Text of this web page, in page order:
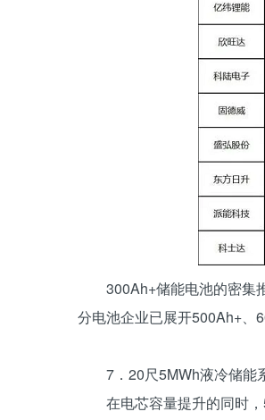
300Ah+储能电池的密集
分电池企业已展开500Ah+、
7．20尺5MWh液冷储能
在电芯容量提升的同时